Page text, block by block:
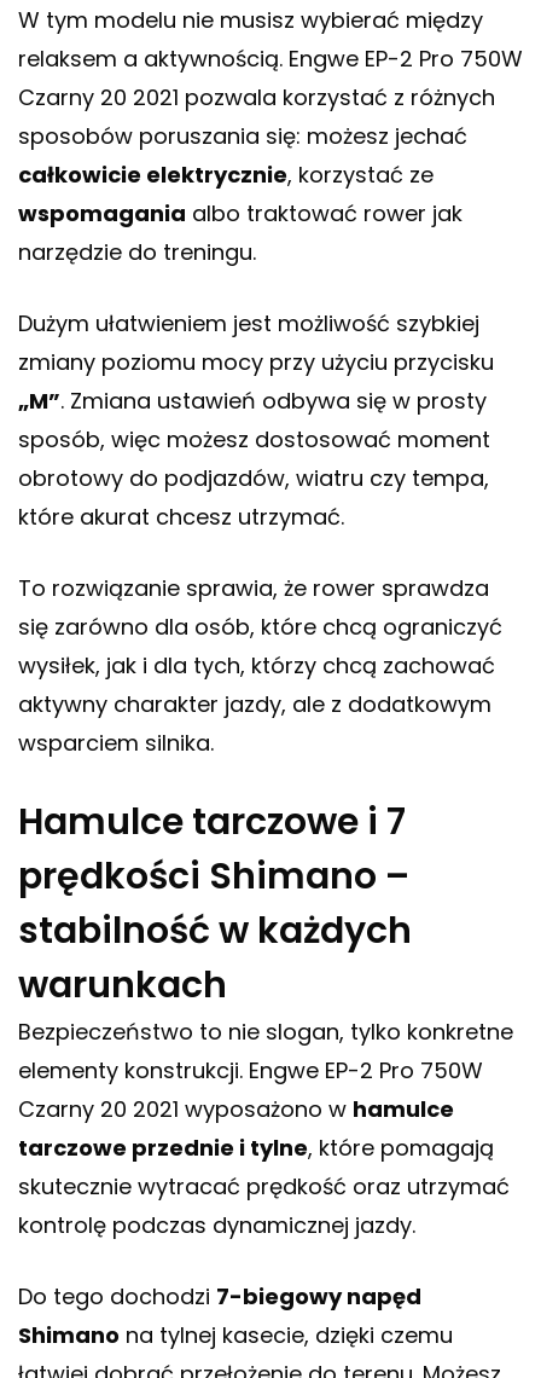
W tym modelu nie musisz wybierać między
relaksem a aktywnością. Engwe EP-2 Pro 750W
Czarny 20 2021 pozwala korzystać z różnych
sposobów poruszania się: możesz jechać
całkowicie elektrycznie, korzystać ze
wspomagania albo traktować rower jak
narzędzie do treningu.
Dużym ułatwieniem jest możliwość szybkiej
zmiany poziomu mocy przy użyciu przycisku
„M”. Zmiana ustawień odbywa się w prosty
sposób, więc możesz dostosować moment
obrotowy do podjazdów, wiatru czy tempa,
które akurat chcesz utrzymać.
To rozwiązanie sprawia, że rower sprawdza
się zarówno dla osób, które chcą ograniczyć
wysiłek, jak i dla tych, którzy chcą zachować
aktywny charakter jazdy, ale z dodatkowym
wsparciem silnika.
Hamulce tarczowe i 7
prędkości Shimano –
stabilność w każdych
warunkach
Bezpieczeństwo to nie slogan, tylko konkretne
elementy konstrukcji. Engwe EP-2 Pro 750W
Czarny 20 2021 wyposażono w hamulce
tarczowe przednie i tylne, które pomagają
skutecznie wytracać prędkość oraz utrzymać
kontrolę podczas dynamicznej jazdy.
Do tego dochodzi 7-biegowy napęd
Shimano na tylnej kasecie, dzięki czemu